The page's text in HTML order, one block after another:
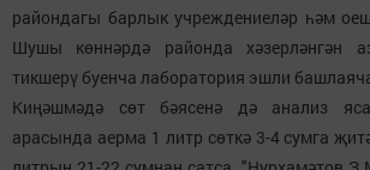
райондагы барлык учреждениеләр һәм
Шушы көннәрдә районда хәзерләнгән
тикшерү буенча лаборатория эшли
Киңәшмәдә сөт бәясенә дә анализ
арасында аерма 1 литр сөткә 3-4 сумга